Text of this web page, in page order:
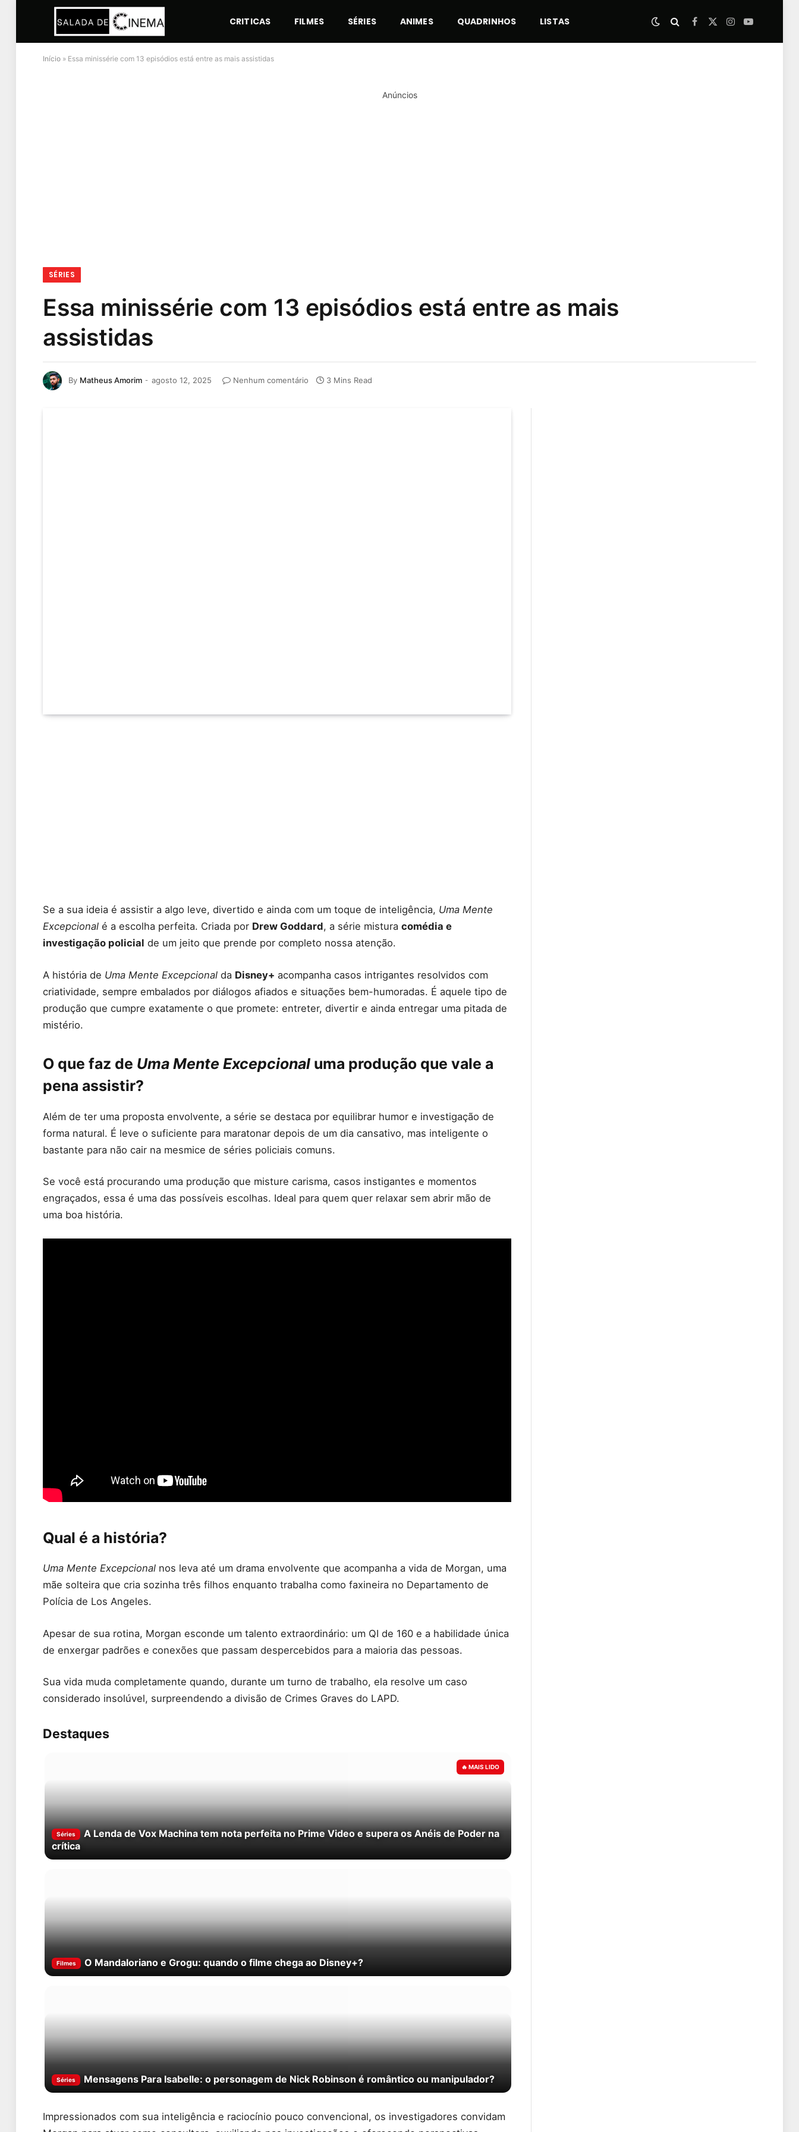
CRITICAS FILMES SÉRIES ANIMES QUADRINHOS LISTAS Facebook
X
Instagram
YouTube
Início » Essa minissérie com 13 episódios está entre as mais assistidas
Anúncios
SÉRIES
Essa minissérie com 13 episódios está entre as mais
assistidas
By Matheus Amorim agosto 12, 2025 Nenhum comentário 3 Mins Read
Se a sua ideia é assistir a algo leve, divertido e ainda com um toque de inteligência, Uma Mente
Excepcional é a escolha perfeita. Criada por Drew Goddard, a série mistura comédia e
investigação policial de um jeito que prende por completo nossa atenção.
A história de Uma Mente Excepcional da Disney+ acompanha casos intrigantes resolvidos com
criatividade, sempre embalados por diálogos afiados e situações bem-humoradas. É aquele tipo de
produção que cumpre exatamente o que promete: entreter, divertir e ainda entregar uma pitada de
mistério.
O que faz de Uma Mente Excepcional uma produção que vale a
pena assistir?
Além de ter uma proposta envolvente, a série se destaca por equilibrar humor e investigação de
forma natural. É leve o suficiente para maratonar depois de um dia cansativo, mas inteligente o
bastante para não cair na mesmice de séries policiais comuns.
Se você está procurando uma produção que misture carisma, casos instigantes e momentos
engraçados, essa é uma das possíveis escolhas. Ideal para quem quer relaxar sem abrir mão de
uma boa história.
Qual é a história?
Uma Mente Excepcional nos leva até um drama envolvente que acompanha a vida de Morgan, uma
mãe solteira que cria sozinha três filhos enquanto trabalha como faxineira no Departamento de
Polícia de Los Angeles.
Apesar de sua rotina, Morgan esconde um talento extraordinário: um QI de 160 e a habilidade única
de enxergar padrões e conexões que passam despercebidos para a maioria das pessoas.
Sua vida muda completamente quando, durante um turno de trabalho, ela resolve um caso
considerado insolúvel, surpreendendo a divisão de Crimes Graves do LAPD.
Destaques
Séries
A Lenda de Vox Machina tem nota perfeita no Prime Video e supera os Anéis de Poder na
crítica
Filmes O Mandaloriano e Grogu: quando o filme chega ao Disney+?
Séries Mensagens Para Isabelle: o personagem de Nick Robinson é romântico ou manipulador?
Impressionados com sua inteligência e raciocínio pouco convencional, os investigadores convidam